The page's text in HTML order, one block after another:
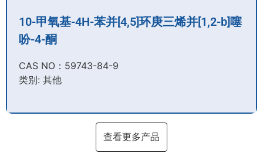
10-甲氧基-4H-苯并[4,5]环庚三烯并[1,2-b]噻
吩-4-酮
CAS NO：59743-84-9​
类别: 其他
查看更多产品